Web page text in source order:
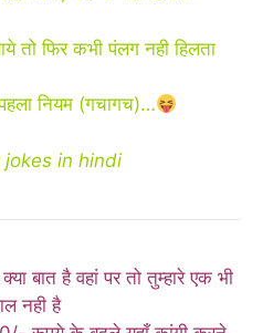
तो फिर कभी पंलग नही हिलता
नियम (गचागच)…
jokes in hindi
बात है वहां पर तो तुम्हारे एक भी
नही है